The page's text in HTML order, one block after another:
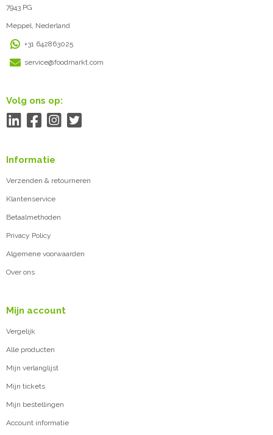
7943 PG
Meppel, Nederland
+31 642863025
service@foodmarkt.com
Volg ons op:
Informatie
Verzenden & retourneren
Klantenservice
Betaalmethoden
Privacy Policy
Algemene voorwaarden
Over ons
Mijn account
Vergelijk
Alle producten
Mijn verlanglijst
Mijn tickets
Mijn bestellingen
Account informatie